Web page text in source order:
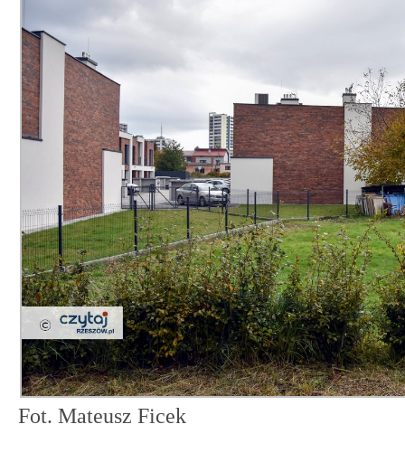
Fot. Mateusz Ficek